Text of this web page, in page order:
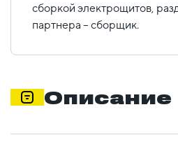
сборкой электрощитов,
партнера – сборщик.
Описание